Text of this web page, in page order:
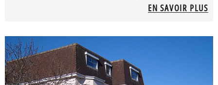
EN SAVOIR PLUS